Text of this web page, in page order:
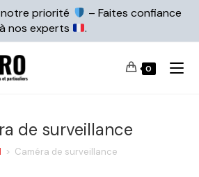
priorité
– Faites confiance
à nos experts
.
0
de surveillance
> Caméra de surveillance